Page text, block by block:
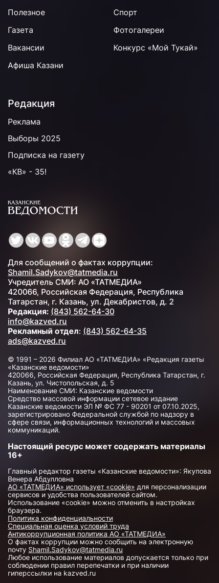
Полезное
Спорт
Газета
Фотогалереи
Вакансии
Конкурс «Мой Тукай»
Афиша Казани
Редакция
Реклама
Выборы 2025
Подписка на газету
«КВ» - 35!
Для сообщений о фактах коррупции:
Shamil.Sadykov@tatmedia.ru
Учредитель СМИ: АО «ТАТМЕДИА»
420066, Российская Федерация, Республика
Татарстан, г. Казань, ул. Декабристов, д. 2
Редакция: (843) 562-64-30
info@kazved.ru
Рекламный отдел: (843) 562-64-35
ads@kazved.ru
© 1991 – 2026 Филиал АО «ТАТМЕДИА» «Редакция газеты
«Казанские ведомости»
420066, Российская Федерация, Республика Татарстан, г.
Казань, ул. Чистопольская, д. 5
Наименование СМИ: Казанские ведомости
Средство массовой информации сетевое издание
Казанские ведомости ЭЛ № ФС 77 - 90201 от 07.10.2025,
зарегистрировано Федеральной службой по надзору в
сфере связи, информационных технологий и массовых
коммуникаций.
Настоящий ресурс может содержать материалы
16+
Главный редактор газеты «Казанские ведомости»: Якупова
Венера Абдулловна
АО «ТАТМЕДИА» использует «cookie» для персонализации
сервисов и удобства пользователей сайтом.
Использование «cookie» можно отменить в настройках
браузера.
Политика конфиденциальности
Специальная оценка условий труда
Антикоррупционная политика АО «ТАТМЕДИА»
О фактах коррупции можно сообщить на электронную
почту Shamil.Sadykov@tatmedia.ru
Любое использование материалов допускается только при
соблюдении правил перепечатки и при наличии
гиперссылки на kazved.ru